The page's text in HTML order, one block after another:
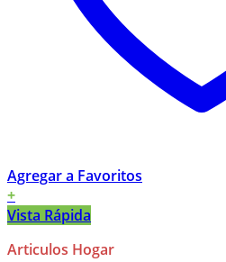
Agregar a Favoritos
+
Vista Rápida
Articulos Hogar